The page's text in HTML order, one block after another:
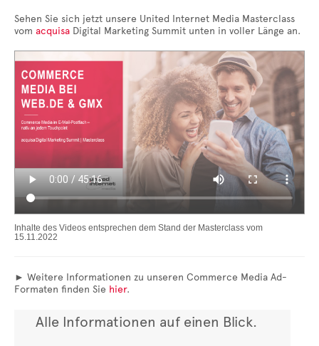
Sehen Sie sich jetzt unsere United Internet Media Masterclass
vom acquisa Digital Marketing Summit unten in voller Länge an.

Inhalte des Videos entsprechen dem Stand der Masterclass vom
15.11.2022
► Weitere Informationen zu unseren Commerce Media Ad-
Formaten finden Sie hier.
Alle Informationen auf einen Blick.